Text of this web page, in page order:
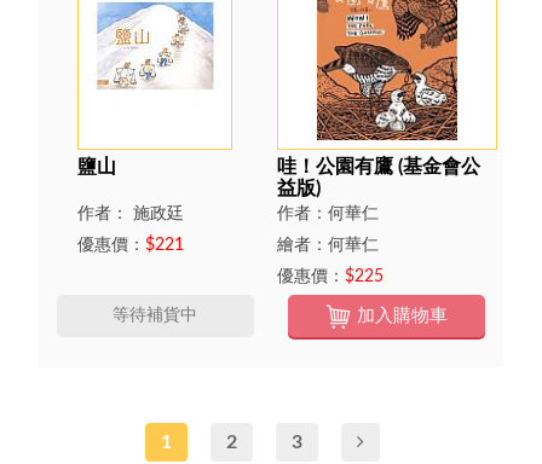
鹽山
作者： 施政廷
優惠價：$221
等待補貨中
哇！公園有鷹 (基金會公
益版)
作者：何華仁
繪者：何華仁
優惠價： $225
加入購物車
1 2 3